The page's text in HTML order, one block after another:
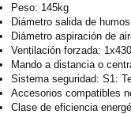
Peso: 145kg
Diámetro salida de
Diámetro aspiración de
Ventilación forzada:
Mando a distancia o
Sistema seguridad: S1:
Accesorios compatibles
Clase de eficiencia